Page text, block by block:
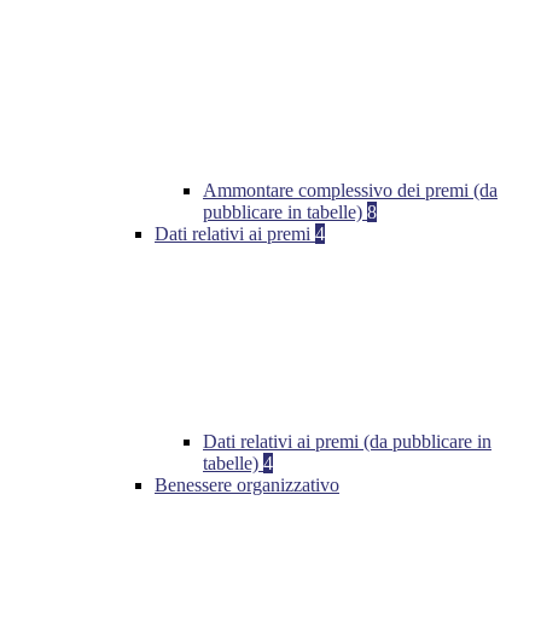
Ammontare complessivo dei premi (da
pubblicare in tabelle) 8
Dati relativi ai premi 4
Dati relativi ai premi (da pubblicare in
tabelle) 4
Benessere organizzativo